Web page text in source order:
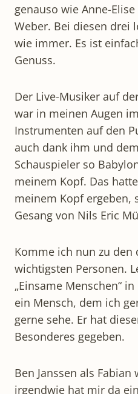
genauso wie Anne-
Weber. Bei diesen drei
wie immer. Es ist
Genuss.
Der Live-Musiker auf
war in meinen Augen
Instrumenten auf den
auch dank ihm und
Schauspieler so
meinem Kopf. Das
meinem Kopf ergeben,
Gesang von Nils Eric
Komme ich nun zu den
wichtigsten Personen.
„Einsame Menschen“
ein Mensch, dem ich
gerne sehe. Er hat
Besonderes gegeben.
Ben Janssen als
irgendwie hat mir da